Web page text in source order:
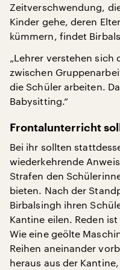
Zeitverschwendung,
Kinder gehe, deren
kümmern, findet
„Lehrer verstehen sich
zwischen
die Schüler arbeiten.
Babysitting.“
Frontalunterricht
Bei ihr sollten
wiederkehrende
Strafen den
bieten. Nach der
Birbalsingh ihren
Kantine eilen. Reden
Wie eine geölte
Reihen aneinander
heraus aus der